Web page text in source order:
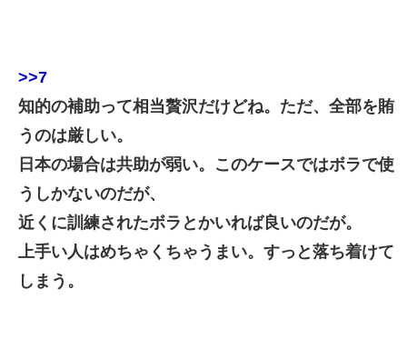
>>7
知的の補助って相当贅沢だけどね。ただ、全部を賄
うのは厳しい。
日本の場合は共助が弱い。このケースではボラで使
うしかないのだが、
近くに訓練されたボラとかいれば良いのだが。
上手い人はめちゃくちゃうまい。すっと落ち着けて
しまう。